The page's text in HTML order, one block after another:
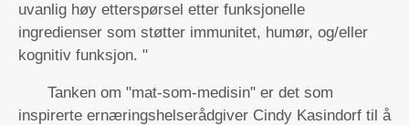
uvanlig høy etterspørsel etter funksjonelle
ingredienser som støtter immunitet, humør, og/eller
kognitiv funksjon. "
Tanken om "mat-som-medisin" er det som
inspirerte ernæringshelserådgiver Cindy Kasindorf til å